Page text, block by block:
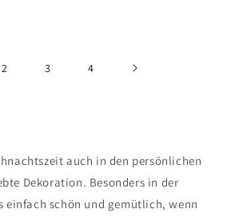
2 3 4
auch in den persönlichen
Dekoration. Besonders in der
einfach schön und gemütlich, wenn